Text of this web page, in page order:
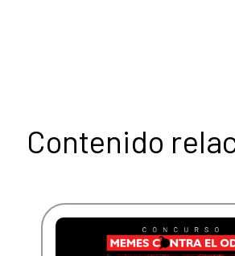
Contenido